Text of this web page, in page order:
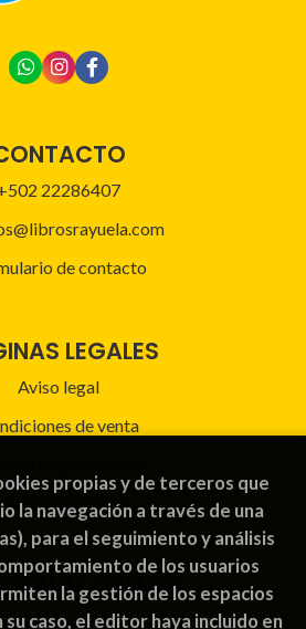
22286407
de contacto
LEGALES
Aviso legal
de venta
de Cookies
AL CLIENTE
Quiénes somos
propias y de terceros que
la navegación a través de una
para el seguimiento y análisis
de los usuarios
la gestión de los espacios
caso, el editor haya incluido en